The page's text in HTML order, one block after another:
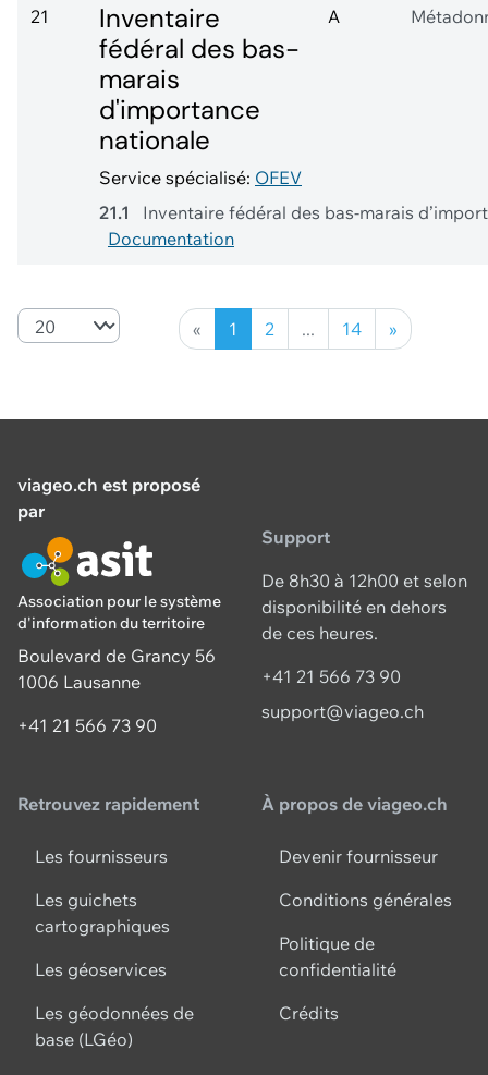
21
Inventaire
fédéral des bas-
marais
d'importance
nationale
Service spécialisé: OFEV
A
21.1
Inventaire fédéral des bas-marais
Documentation
« 1 2 ... 14 »
viageo.ch est proposé
par
Association pour le système
d'information du territoire
Boulevard de Grancy 56
1006 Lausanne
+41 21 566 73 90
Support
De 8h30 à 12h00 et selon
disponibilité en dehors
de ces heures.
+41 21 566 73 90
support@viageo.ch
Retrouvez rapidement
Les fournisseurs
Les guichets
cartographiques
Les géoservices
Les géodonnées de
base (LGéo)
À propos de viageo.ch
Devenir fournisseur
Conditions générales
Politique de
confidentialité
Crédits